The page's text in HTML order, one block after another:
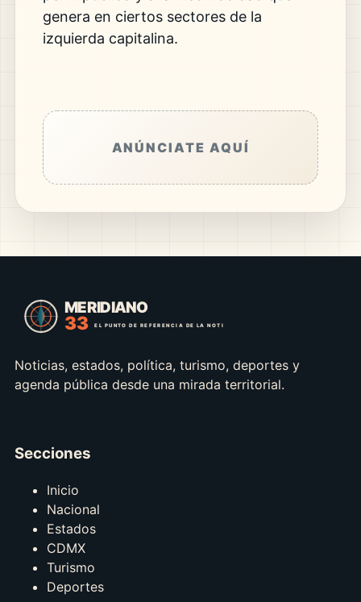
genera en ciertos sectores de la
izquierda capitalina.
ANÚNCIATE AQUÍ
Noticias, estados, política, turismo, deportes y
agenda pública desde una mirada territorial.
Secciones
Inicio
Nacional
Estados
CDMX
Turismo
Deportes